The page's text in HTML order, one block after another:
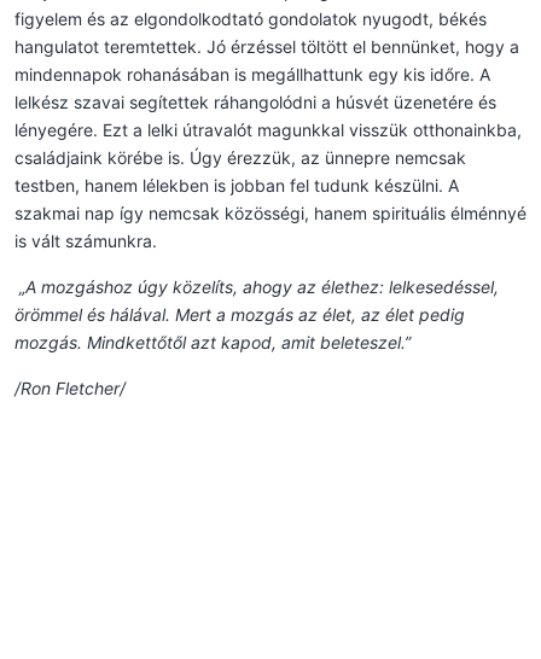
figyelem és az elgondolkodtató gondolatok nyugodt, békés
hangulatot teremtettek. Jó érzéssel töltött el bennünket, hogy a
mindennapok rohanásában is megállhattunk egy kis időre. A
lelkész szavai segítettek ráhangolódni a húsvét üzenetére és
lényegére. Ezt a lelki útravalót magunkkal visszük otthonainkba,
családjaink körébe is. Úgy érezzük, az ünnepre nemcsak
testben, hanem lélekben is jobban fel tudunk készülni. A
szakmai nap így nemcsak közösségi, hanem spirituális élménnyé
is vált számunkra.
„A mozgáshoz úgy közelíts, ahogy az élethez: lelkesedéssel,
örömmel és hálával. Mert a mozgás az élet, az élet pedig
mozgás. Mindkettőtől azt kapod, amit beleteszel.”
/Ron Fletcher/